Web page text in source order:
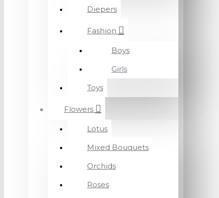
Diepers
Fashion
Boys
Girls
Toys
Flowers
Lotus
Mixed Bouquets
Orchids
Roses